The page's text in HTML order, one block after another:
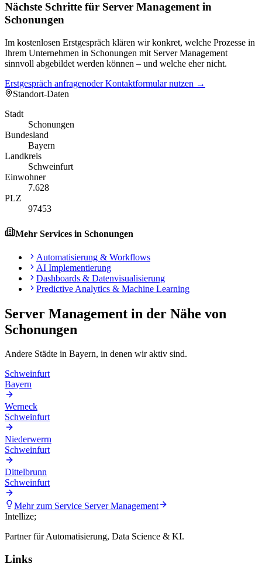
Nächste Schritte für Server Management in
Schonungen
Im kostenlosen Erstgespräch klären wir konkret, welche Prozesse in
Ihrem Unternehmen in Schonungen mit Server Management
sinnvoll abgebildet werden können – und welche eher nicht.
Erstgespräch anfragenoder Kontaktformular nutzen →
Standort-Daten
Stadt
Schonungen
Bundesland
Bayern
Landkreis
Schweinfurt
Einwohner
7.628
PLZ
97453
Mehr Services in Schonungen
Automatisierung & Workflows
AI Implementierung
Dashboards & Datenvisualisierung
Predictive Analytics & Machine Learning
Server Management in der Nähe von
Schonungen
Andere Städte in Bayern, in denen wir aktiv sind.
Schweinfurt
Bayern
Werneck
Schweinfurt
Niederwerrn
Schweinfurt
Dittelbrunn
Schweinfurt
Mehr zum Service Server Management
Intellize;
Partner für Automatisierung, Data Science & KI.
Links